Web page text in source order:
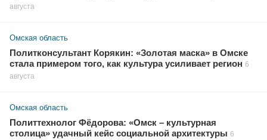
августа
Омская область
Политконсультант Корякин: «Золотая маска» в Омске
стала примером того, как культура усиливает регион 6
августа
Омская область
Политтехнолог Фёдорова: «Омск – культурная
столица» удачный кейс социальной архитектуры 6